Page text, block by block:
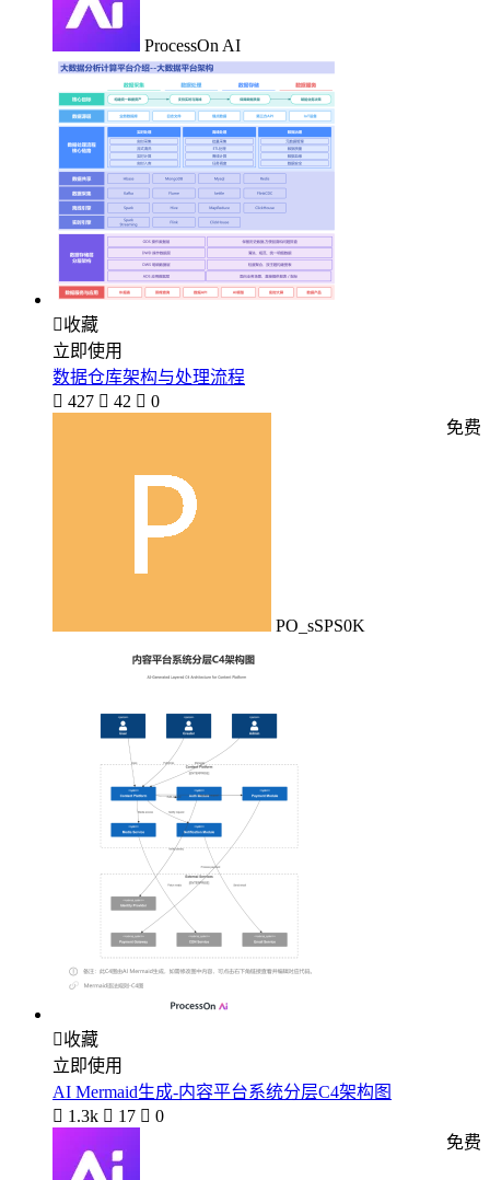
ProcessOn AI
收藏
立即使用
数据仓库架构与处理流程
 427  42  0
PO_sSPS0K
免费
收藏
立即使用
AI Mermaid生成-内容平台系统分层C4架构图
 1.3k  17  0
免费